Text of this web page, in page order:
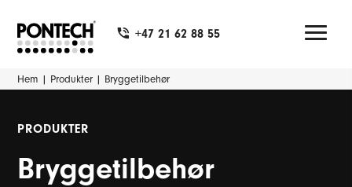
+47 21 62 88 55
Hem | Produkter | Bryggetilbehør
PRODUKTER
Bryggetilbehør